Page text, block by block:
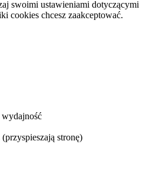
swoimi ustawieniami dotyczącymi
cookies chcesz zaakceptować.
wydajność
stronę)